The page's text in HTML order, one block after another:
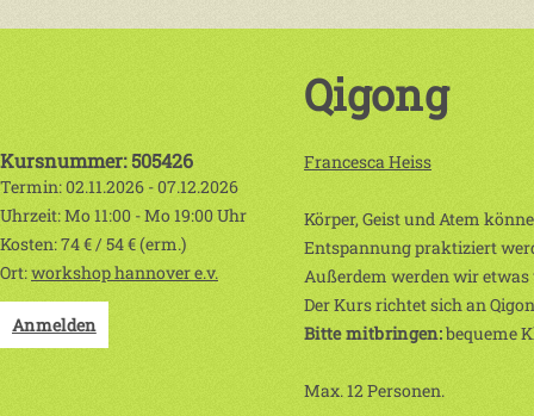
Qigong
Kursnummer: 505426
Termin: 02.11.2026 - 07.12.2026
Uhrzeit: Mo 11:00 - Mo 19:00 Uhr
Kosten: 74 € / 54 € (erm.)
Ort:workshop hannover e.v.
Anmelden
Francesca Heiss
Körper, Geist und Atem
Entspannung praktiziert
Außerdem werden wir etwas
Der Kurs richtet sich an
Bitte mitbringen:bequeme
Max. 12 Personen.